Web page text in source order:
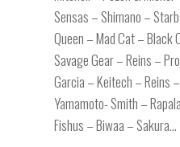
Sensas – Shimano –
Queen – Mad Cat –
Savage Gear – Reins –
Garcia – Keitech – Reins
Yamamoto- Smith –
Fishus – Biwaa – Sakura…